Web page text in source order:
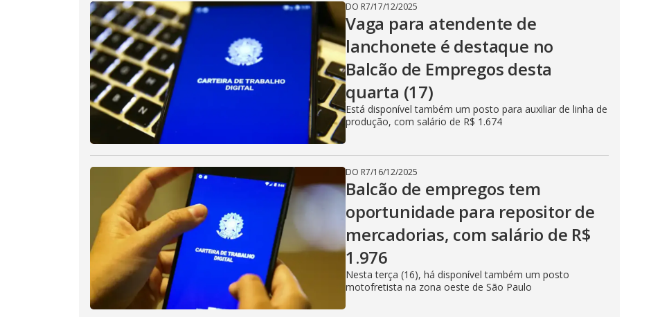
DO R7/17/12/2025
Vaga para atendente de
lanchonete é destaque no
Balcão de Empregos desta
quarta (17)
Está disponível também um posto para auxiliar de linha de
produção, com salário de R$ 1.674
DO R7/16/12/2025
Balcão de empregos tem
oportunidade para repositor de
mercadorias, com salário de R$
1.976
Nesta terça (16), há disponível também um posto
motofretista na zona oeste de São Paulo